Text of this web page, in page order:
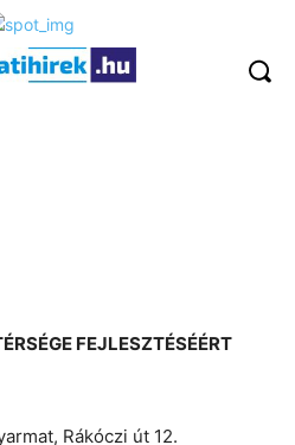
FEJLESZTÉSÉÉRT
Rákóczi út 12.